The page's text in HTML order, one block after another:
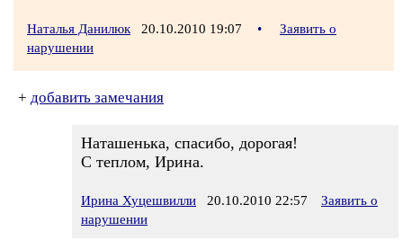
Наталья Данилюк 20.10.2010 19:07 •
Заявить о
нарушении
+ добавить замечания
Наташенька, спасибо, дорогая!
С теплом, Ирина.
Ирина Хуцешвилли 20.10.2010 22:57
Заявить о
нарушении